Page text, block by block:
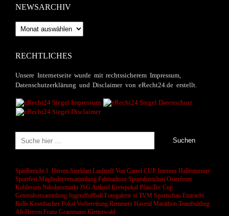
NEWSARCHIV
Newsarchiv
RECHTLICHES
Unsere Internetseite wurde mit rechtssicherem Impressum,
Datenschutzerklärung und Disclaimer von eRecht24.de erstellt.
Spielbericht 1. Herren Steeldart Lauftreff Von Garrel CUP Internes Hallenturnier
Sportfest Mitgliederversammlung Fahrradtour Sportabzeichen Osterfeuer
Kohlessen Nikolausmarkt JSG Artland Kreispokal Pfau-Tec Cup
Generalversammlung Jugendfußball Fotogalerie st TVM Sportschau Eintracht
Rulle Krombacher Pokal Vorbereitung Remmers Hasetal Marathon Teambulding
Alt-Herren Franz Grammann Kletterwald